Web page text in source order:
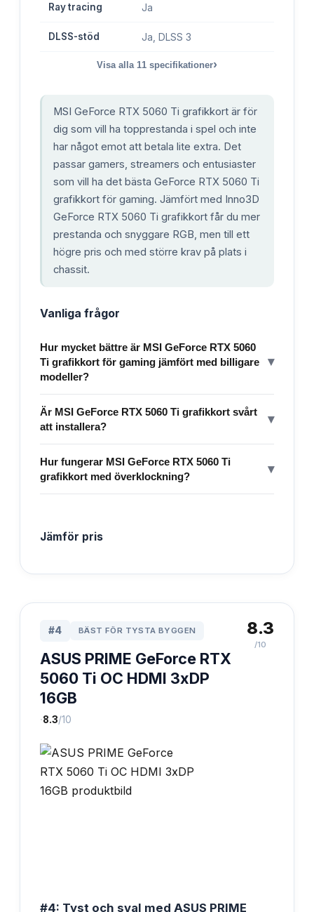
Ray tracing Ja
DLSS-stöd Ja, DLSS 3
Visa alla 11 specifikationer›
MSI GeForce RTX 5060 Ti grafikkort är för
dig som vill ha topprestanda i spel och inte
har något emot att betala lite extra. Det
passar gamers, streamers och entusiaster
som vill ha det bästa GeForce RTX 5060 Ti
grafikkort för gaming. Jämfört med Inno3D
GeForce RTX 5060 Ti grafikkort får du mer
prestanda och snyggare RGB, men till ett
högre pris och med större krav på plats i
chassit.
Vanliga frågor
Hur mycket bättre är MSI GeForce RTX 5060
Ti grafikkort för gaming jämfört med billigare
modeller?
▾
Är MSI GeForce RTX 5060 Ti grafikkort svårt
att installera?
▾
Hur fungerar MSI GeForce RTX 5060 Ti
grafikkort med överklockning?
▾
Jämför pris
#4 BÄST FÖR TYSTA BYGGEN
ASUS PRIME GeForce RTX
5060 Ti OC HDMI 3xDP
16GB
·8.3/10
8.3
/10
#4: Tyst och sval med ASUS PRIME